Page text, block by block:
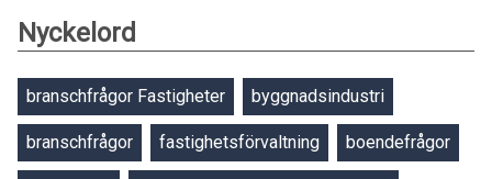
Nyckelord
branschfrågor Fastigheter byggnadsindustri
branschfrågor fastighetsförvaltning boendefrågor